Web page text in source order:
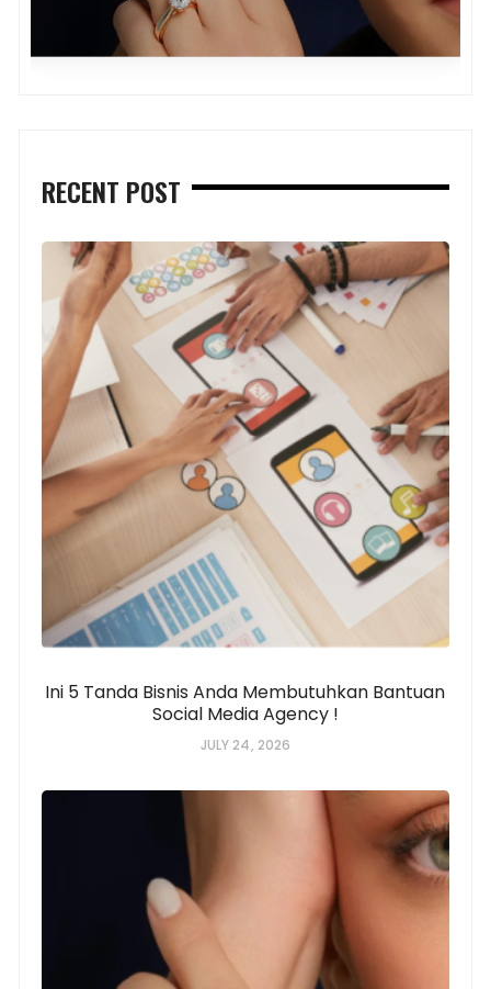
RECENT POST
Ini 5 Tanda Bisnis Anda Membutuhkan Bantuan
Social Media Agency !
JULY 24, 2026